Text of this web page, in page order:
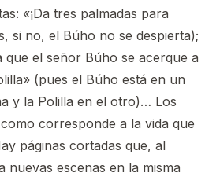
«¡Da tres palmadas para
si no, el Búho no se despierta);
el señor Búho se acerque a
(pues el Búho está en un
y la Polilla en el otro)… Los
corresponde a la vida que
páginas cortadas que, al
nuevas escenas en la misma